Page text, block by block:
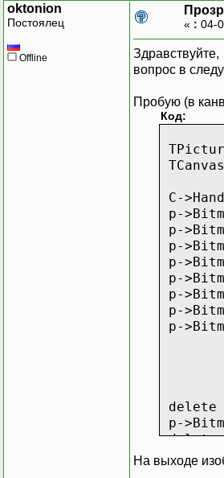
oktonion
Постоялец
Offline
« : 04-
Здравствуйте,
вопрос в
Пробую (в
Код:
C-
p-
p-
p-
p-
p-
p-
p-
p-
delete
p-
delete
На выходе